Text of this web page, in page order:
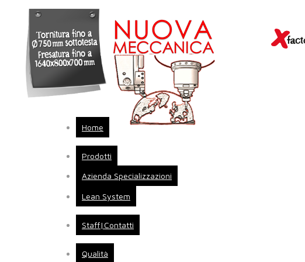
Home
Prodotti
Azienda Specializzazioni
Lean System
Staff|Contatti
Qualità